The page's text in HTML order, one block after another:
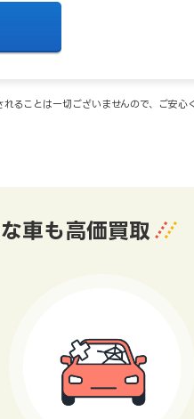
ることは一切ございませんので、ご安心
車も高価買取